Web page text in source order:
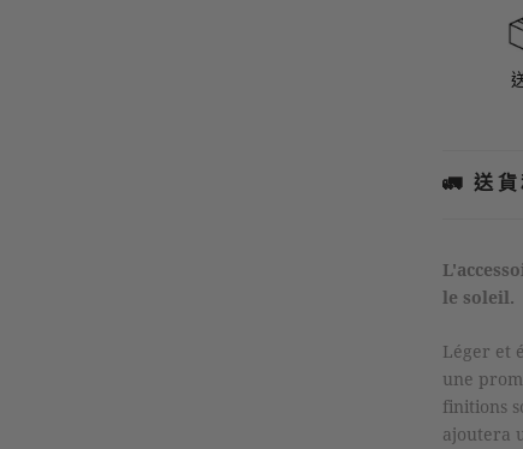
🚛 送貨
le soleil.
Léger et
une
finitions
ajoutera